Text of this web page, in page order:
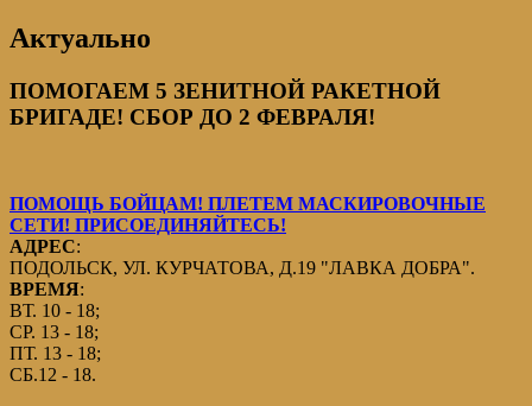
Актуально
ПОМОГАЕМ 5 ЗЕНИТНОЙ РАКЕТНОЙ
БРИГАДЕ! СБОР ДО 2 ФЕВРАЛЯ!
ПОМОЩЬ БОЙЦАМ! ПЛЕТЕМ МАСКИРОВОЧНЫЕ
СЕТИ! ПРИСОЕДИНЯЙТЕСЬ!
АДРЕС:
ПОДОЛЬСК, УЛ. КУРЧАТОВА, Д.19 "ЛАВКА ДОБРА".
ВРЕМЯ:
ВТ. 10 - 18;
СР. 13 - 18;
ПТ. 13 - 18;
СБ.12 - 18.